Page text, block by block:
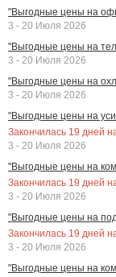
"Выгодные цены на
3 - 20 Июля 2026
"Выгодные цены на
3 - 20 Июля 2026
"Выгодные цены на
3 - 20 Июля 2026
"Выгодные цены на
Закончилась 19 дней
3 - 20 Июля 2026
"Выгодные цены на
Закончилась 19 дней
3 - 20 Июля 2026
"Выгодные цены на
Закончилась 19 дней
3 - 20 Июля 2026
"Выгодные цены на